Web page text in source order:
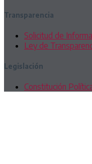
Transparencia
Solicitud de
Ley de
Legislación
Constitución